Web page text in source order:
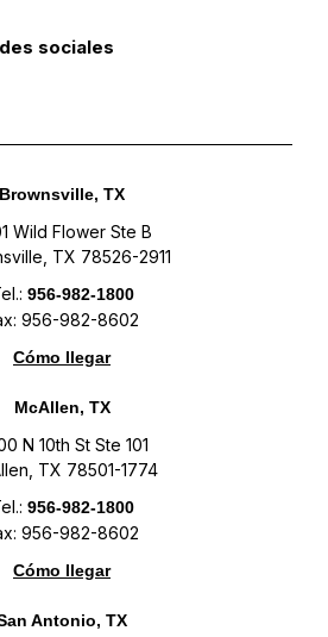
sociales
Brownsville, TX
Wild Flower Ste B
TX 78526-2911
956-982-1800
956-982-8602
Cómo llegar
McAllen, TX
N 10th St Ste 101
TX 78501-1774
956-982-1800
956-982-8602
Cómo llegar
Antonio, TX